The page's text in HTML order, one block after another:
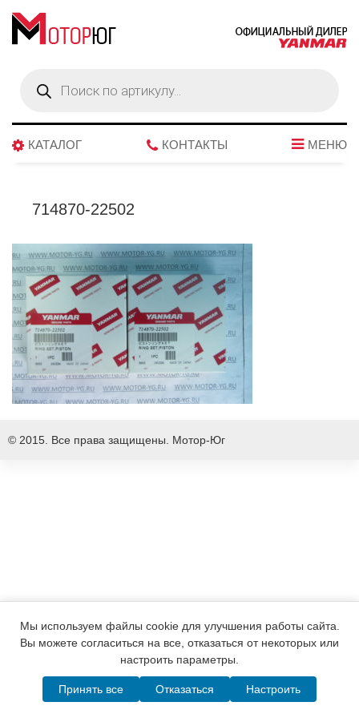
товаров
КАТАЛОГ КОНТАКТЫ МЕНЮ
714870-22502
© 2015. Все права защищены. Мотор-Юг
Написать в MAX Telegram WhatsApp Позвонить
Мы используем файлы cookie для улучшения работы сайта.
Вы можете согласиться на все, отказаться от некоторых или
настроить параметры.
Принять все Отказаться Настроить